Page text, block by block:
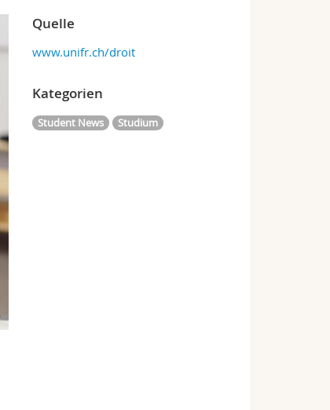
Quelle
www.unifr.ch/droit
Kategorien
Student News Studium